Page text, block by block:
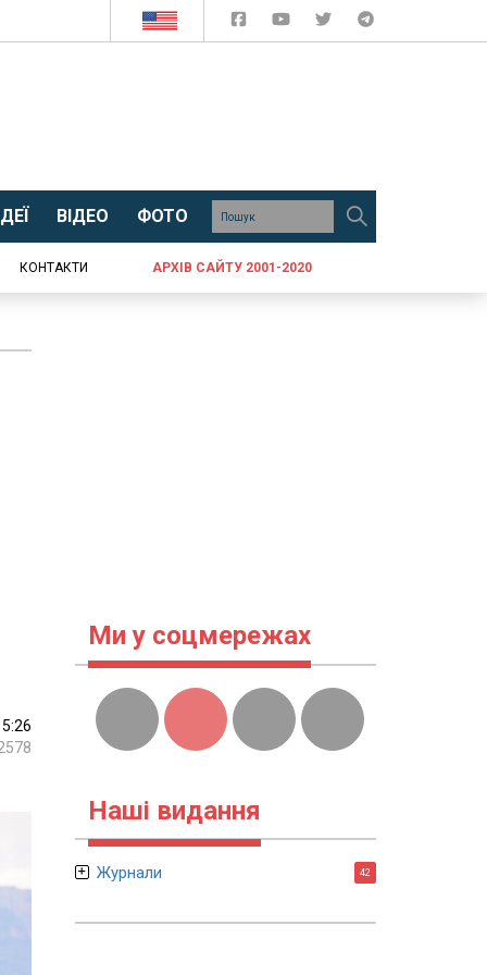
ВІДЕО ФОТО
КОНТАКТИ АРХІВ САЙТУ 2001-2020
Ми у соцмережах
Наші видання
Журнали 42